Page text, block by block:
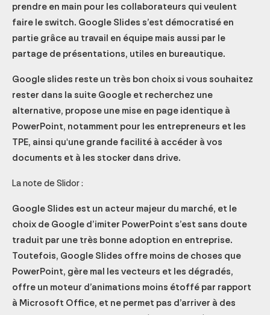
prendre en main pour les collaborateurs qui veulent
faire le switch. Google Slides s’est démocratisé en
partie grâce au travail en équipe mais aussi par le
partage de présentations, utiles en bureautique.
Google slides reste un très bon choix si vous souhaitez
rester dans la suite Google et recherchez une
alternative, propose une mise en page identique à
PowerPoint, notamment pour les entrepreneurs et les
TPE, ainsi qu'une grande facilité à accéder à vos
documents et à les stocker dans drive.
La note de Slidor :
Google Slides est un acteur majeur du marché, et le
choix de Google d’imiter PowerPoint s’est sans doute
traduit par une très bonne adoption en entreprise.
Toutefois, Google Slides offre moins de choses que
PowerPoint, gère mal les vecteurs et les dégradés,
offre un moteur d’animations moins étoffé par rapport
à Microsoft Office, et ne permet pas d’arriver à des